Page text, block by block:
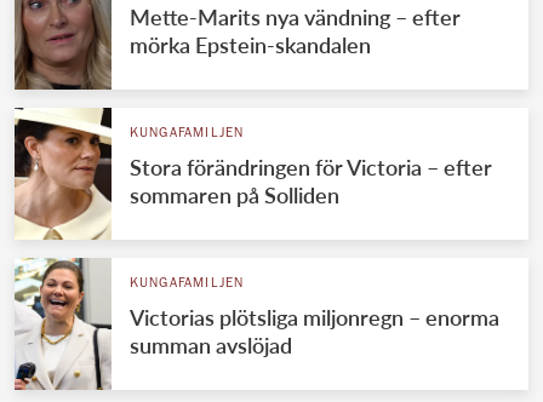
Mette-Marits nya vändning – efter
mörka Epstein-skandalen
KUNGAFAMILJEN
Stora förändringen för Victoria – efter
sommaren på Solliden
KUNGAFAMILJEN
Victorias plötsliga miljonregn – enorma
summan avslöjad